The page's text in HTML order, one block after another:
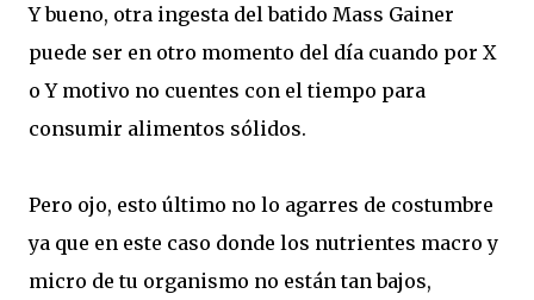
Y bueno, otra ingesta del batido Mass Gainer
puede ser en otro momento del día cuando por X
o Y motivo no cuentes con el tiempo para
consumir alimentos sólidos.
Pero ojo, esto último no lo agarres de costumbre
ya que en este caso donde los nutrientes macro y
micro de tu organismo no están tan bajos,